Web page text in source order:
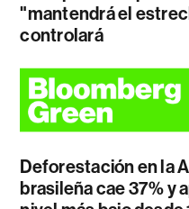
"mantendrá el
controlará
Deforestación en la
brasileña cae 37% y